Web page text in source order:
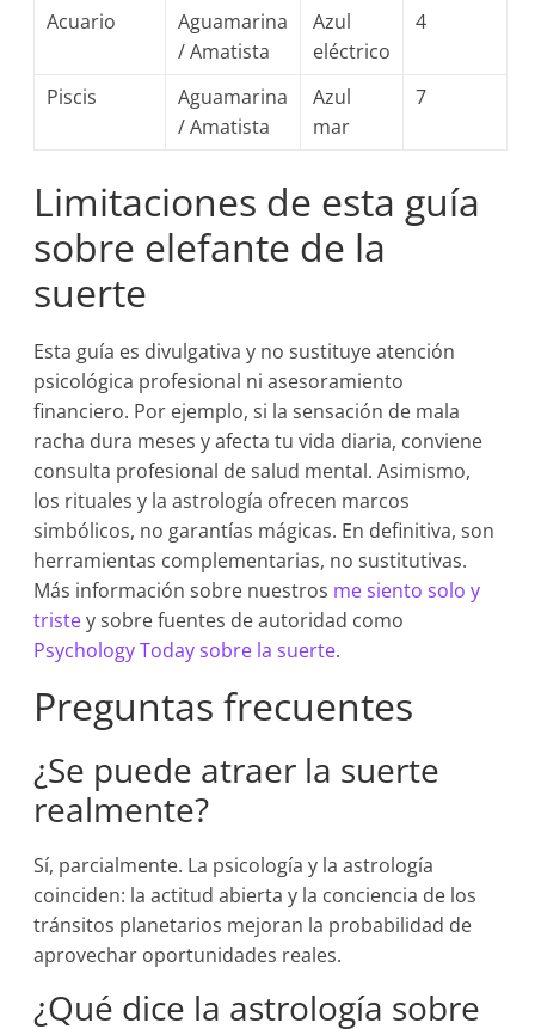
Acuario
Aguamarina
/ Amatista
Azul
eléctrico
4
Piscis
Aguamarina
/ Amatista
Azul
mar
7
Limitaciones de esta guía
sobre elefante de la
suerte
Esta guía es divulgativa y no sustituye atención
psicológica profesional ni asesoramiento
financiero. Por ejemplo, si la sensación de mala
racha dura meses y afecta tu vida diaria, conviene
consulta profesional de salud mental. Asimismo,
los rituales y la astrología ofrecen marcos
simbólicos, no garantías mágicas. En definitiva, son
herramientas complementarias, no sustitutivas.
Más información sobre nuestros me siento solo y
tristey sobre fuentes de autoridad como
Psychology Today sobre la suerte.
Preguntas frecuentes
¿Se puede atraer la suerte
realmente?
Sí, parcialmente. La psicología y la astrología
coinciden: la actitud abierta y la conciencia de los
tránsitos planetarios mejoran la probabilidad de
aprovechar oportunidades reales.
¿Qué dice la astrología sobre